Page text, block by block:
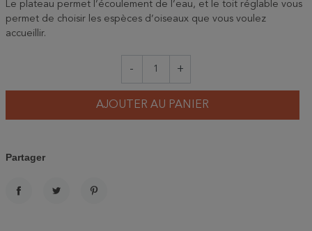
Le plateau permet l’écoulement de l’eau, et le toit réglable vous
permet de choisir les espèces d’oiseaux que vous voulez
accueillir.
- +
AJOUTER AU PANIER
Partager